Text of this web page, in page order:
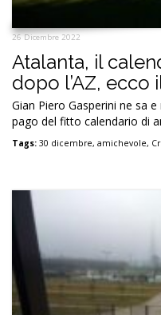
26 Dicembre 2022
Atalanta, il
dopo l’AZ, ecco
Gian Piero Gasperini ne sa
pago del fitto calendario di
Tags: 30 dicembre, amichevole,